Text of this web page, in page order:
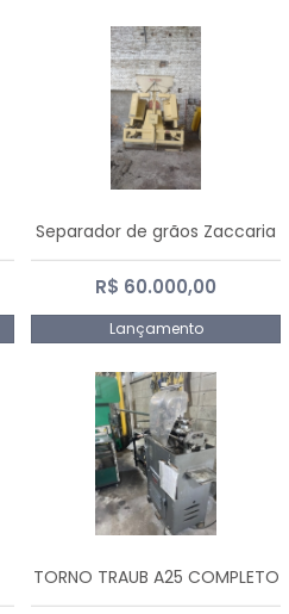
Separador de grãos Zaccaria
R$ 60.000,00
Lançamento
TORNO TRAUB A25 COMPLETO